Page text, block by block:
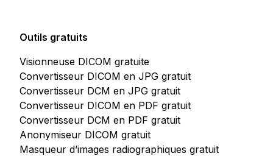
Outils gratuits
Visionneuse DICOM gratuite
Convertisseur DICOM en JPG gratuit
Convertisseur DCM en JPG gratuit
Convertisseur DICOM en PDF gratuit
Convertisseur DCM en PDF gratuit
Anonymiseur DICOM gratuit
Masqueur d’images radiographiques gratuit